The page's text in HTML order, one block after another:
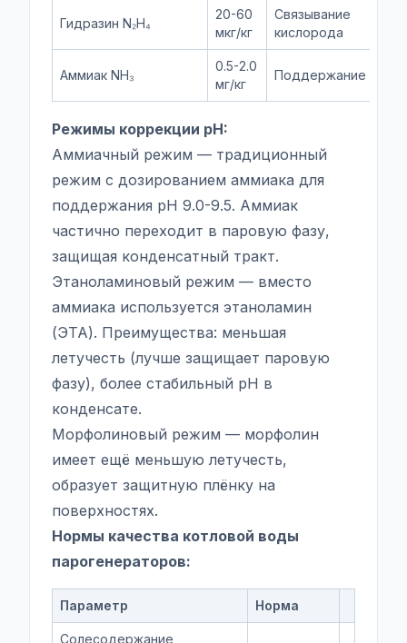
Гидразин N₂H₄
20-60
мкг/кг
Связывание
кислорода
Аммиак NH₃
0.5-2.0
мг/кг
Поддержание pH
Режимы коррекции pH:
Аммиачный режим — традиционный
режим с дозированием аммиака для
поддержания pH 9.0-9.5. Аммиак
частично переходит в паровую фазу,
защищая конденсатный тракт.
Этаноламиновый режим — вместо
аммиака используется этаноламин
(ЭТА). Преимущества: меньшая
летучесть (лучше защищает паровую
фазу), более стабильный pH в
конденсате.
Морфолиновый режим — морфолин
имеет ещё меньшую летучесть,
образует защитную плёнку на
поверхностях.
Нормы качества котловой воды
парогенераторов:
Параметр Норма
Солесодержание